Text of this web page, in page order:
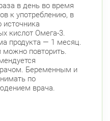
в день во время
к употреблению, в
источника
кислот Омега-3.
продукта — 1 месяц.
можно повторить.
Беременным и
по
врача.